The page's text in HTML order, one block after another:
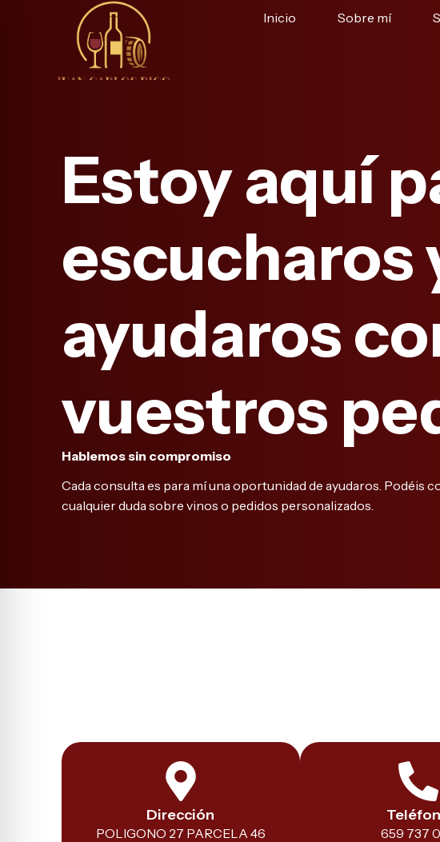
Inicio Sobre mí
Estoy aquí
escucharos
ayudaros
vuestros
Hablemos sin compromiso
Cada consulta es para mí una oportunidad de ayudaros. Podéis
cualquier duda sobre vinos o pedidos personalizados.
Dirección
POLIGONO 27 PARCELA 46
659 737